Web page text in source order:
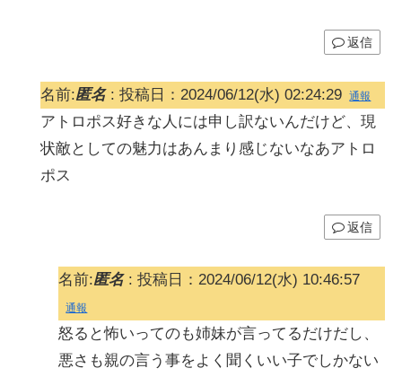
返信
名前:匿名: 投稿日：2024/06/12(水) 02:24:29 通報
アトロポス好きな人には申し訳ないんだけど、現
状敵としての魅力はあんまり感じないなあアトロ
ポス
返信
名前:匿名: 投稿日：2024/06/12(水) 10:46:57
通報
怒ると怖いってのも姉妹が言ってるだけだし、
悪さも親の言う事をよく聞くいい子でしかない